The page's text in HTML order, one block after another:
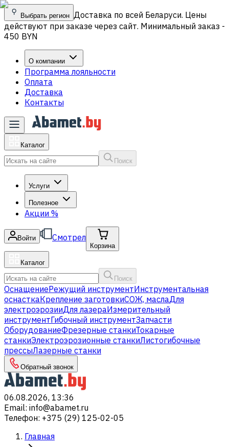
Выбрать регион Доставка по всей Беларуси. Цены
действуют при заказе через сайт. Минимальный заказ -
450 BYN
О компании
Программа лояльности
Оплата
Доставка
Контакты
Каталог
Поиск
Услуги
Полезное
Акции %
Войти Смотрел
Корзина
Каталог
Поиск
ОснащениеРежущий инструментИнструментальная
оснасткаКрепление заготовкиСОЖ, маслаДля
электроэрозииДля лазераИзмерительный
инструментГибочный инструментЗапчасти
ОборудованиеФрезерные станкиТокарные
станкиЭлектроэрозионные станкиЛистогибочные
прессыЛазерные станки
Обратный звонок
06.08.2026, 13:36
Email: info@abamet.ru
Телефон: +375 (29) 125-02-05
Главная